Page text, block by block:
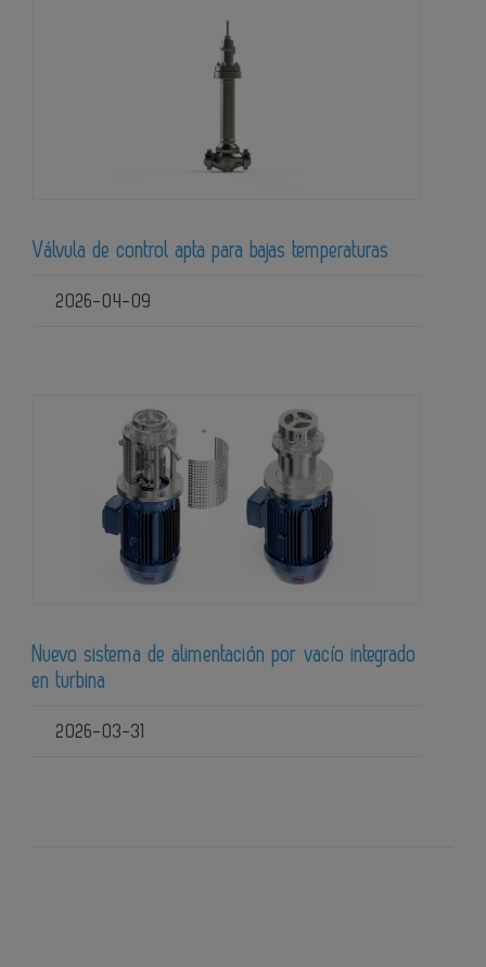
Válvula de control apta para bajas temperaturas
2026-04-09
Nuevo sistema de alimentación por vacío integrado
en turbina
2026-03-31